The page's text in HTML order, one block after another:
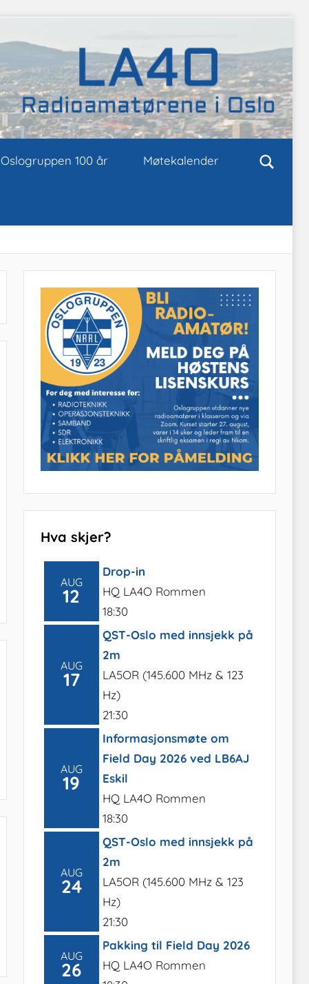
Oslogruppen 100 år Møtekalender
Hva skjer?
AUG
12
Drop-in
HQ LA4O Rommen
18:30
AUG
17
QST-Oslo med innsjekk på
2m
LA5OR (145.600 MHz & 123
Hz)
21:30
AUG
19
Informasjonsmøte om
Field Day 2026 ved LB6AJ
Eskil
HQ LA4O Rommen
18:30
AUG
24
QST-Oslo med innsjekk på
2m
LA5OR (145.600 MHz & 123
Hz)
21:30
AUG
26
Pakking til Field Day 2026
HQ LA4O Rommen